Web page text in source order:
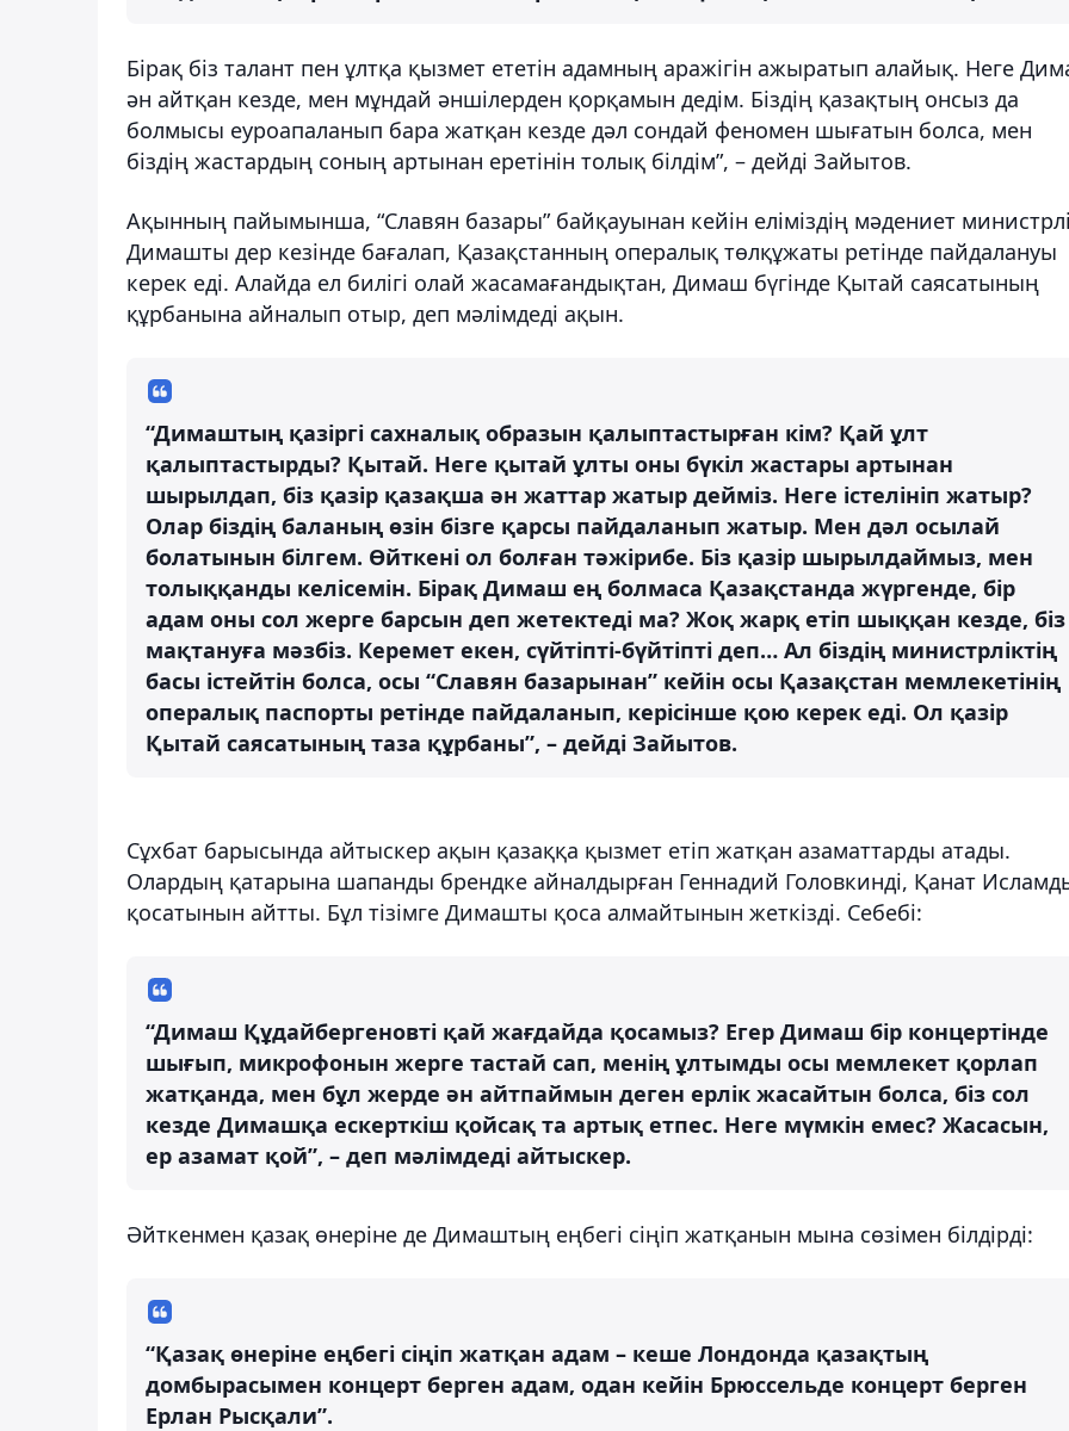
Бірақ біз талант пен ұлтқа қызмет ететін адамның аражігін ажыратып алайық. Неге
ән айтқан кезде, мен мұндай әншілерден қорқамын дедім. Біздің қазақтың онсыз да
болмысы еуроапаланып бара жатқан кезде дәл сондай феномен шығатын болса, мен
біздің жастардың соның артынан еретінін толық білдім”, – дейді Зайытов.
Ақынның пайымынша, “Славян базары” байқауынан кейін еліміздің мәдениет
Димашты дер кезінде бағалап, Қазақстанның опералық төлқұжаты ретінде пайдалануы
керек еді. Алайда ел билігі олай жасамағандықтан, Димаш бүгінде Қытай саясатының
құрбанына айналып отыр, деп мәлімдеді ақын.
“Димаштың қазіргі сахналық образын қалыптастырған кім? Қай ұлт
қалыптастырды? Қытай. Неге қытай ұлты оны бүкіл жастары артынан
шырылдап, біз қазір қазақша ән жаттар жатыр дейміз. Неге істелініп жатыр?
Олар біздің баланың өзін бізге қарсы пайдаланып жатыр. Мен дәл осылай
болатынын білгем. Өйткені ол болған тәжірибе. Біз қазір шырылдаймыз, мен
толыққанды келісемін. Бірақ Димаш ең болмаса Қазақстанда жүргенде, бір
адам оны сол жерге барсын деп жетектеді ма? Жоқ жарқ етіп шыққан кезде, біз
мақтануға мәзбіз. Керемет екен, сүйтіпті-бүйтіпті деп… Ал біздің министрліктің
басы істейтін болса, осы “Славян базарынан” кейін осы Қазақстан мемлекетінің
опералық паспорты ретінде пайдаланып, керісінше қою керек еді. Ол қазір
Қытай саясатының таза құрбаны”, – дейді Зайытов.
Сұхбат барысында айтыскер ақын қазаққа қызмет етіп жатқан азаматтарды атады.
Олардың қатарына шапанды брендке айналдырған Геннадий Головкинді, Қанат
қосатынын айтты. Бұл тізімге Димашты қоса алмайтынын жеткізді. Себебі:
“Димаш Құдайбергеновті қай жағдайда қосамыз? Егер Димаш бір концертінде
шығып, микрофонын жерге тастай сап, менің ұлтымды осы мемлекет қорлап
жатқанда, мен бұл жерде ән айтпаймын деген ерлік жасайтын болса, біз сол
кезде Димашқа ескерткіш қойсақ та артық етпес. Неге мүмкін емес? Жасасын,
ер азамат қой”, – деп мәлімдеді айтыскер.
Әйткенмен қазақ өнеріне де Димаштың еңбегі сіңіп жатқанын мына сөзімен білдірді:
“Қазақ өнеріне еңбегі сіңіп жатқан адам – кеше Лондонда қазақтың
домбырасымен концерт берген адам, одан кейін Брюссельде концерт берген
Ерлан Рысқали”.